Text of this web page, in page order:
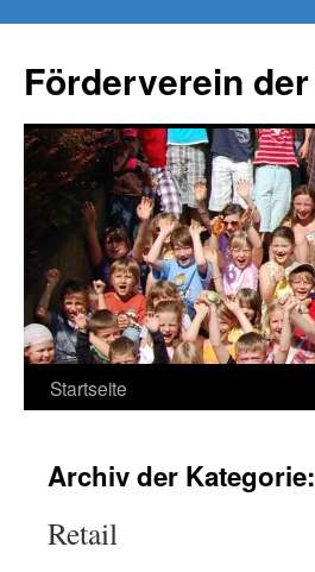
Förderverein
Springe
Inhalt
Startseite
Archiv der
Retail